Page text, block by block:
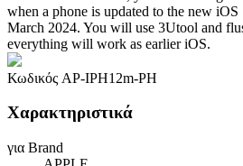
when a phone is updated to the new iOS
March 2024. You will use 3Utool and
everything will work as earlier iOS.
Κωδικός AP-IPH12m-PH
Χαρακτηριστικά
για Brand